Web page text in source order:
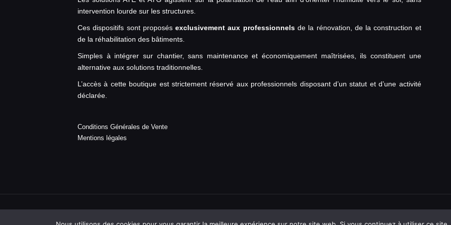
intervention lourde sur les structures.
Ces dispositifs sont proposésexclusivement aux professionnelsde la rénovation, de la construction et
de la réhabilitation des bâtiments.
Simples à intégrer sur chantier, sans maintenance et économiquement maîtrisées, ils constituent une
alternative aux solutions traditionnelles.
L’accès à cette boutique est strictement réservé aux professionnels disposant d’un statut et d’une activité
déclarée.
Conditions Générales de Vente
Mentions légales